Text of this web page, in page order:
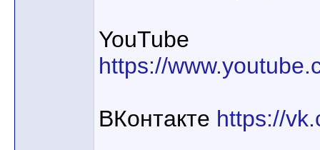
YouTube
https://
ВКонтакте https://